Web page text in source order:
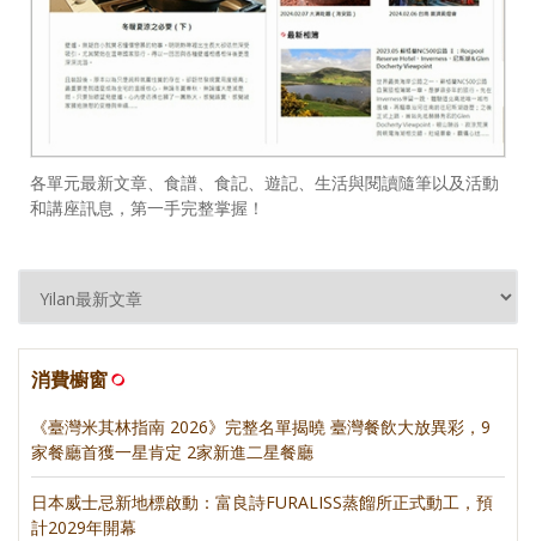
各單元最新文章、食譜、食記、遊記、生活與閱讀隨筆以及活動
和講座訊息，第一手完整掌握！
消費櫥窗
《臺灣米其林指南 2026》完整名單揭曉 臺灣餐飲大放異彩，9
家餐廳首獲一星肯定 2家新進二星餐廳
日本威士忌新地標啟動：富良詩FURALISS蒸餾所正式動工，預
計2029年開幕